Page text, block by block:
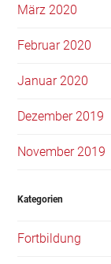
März 2020
Februar 2020
Januar 2020
Dezember 2019
November 2019
Kategorien
Fortbildung